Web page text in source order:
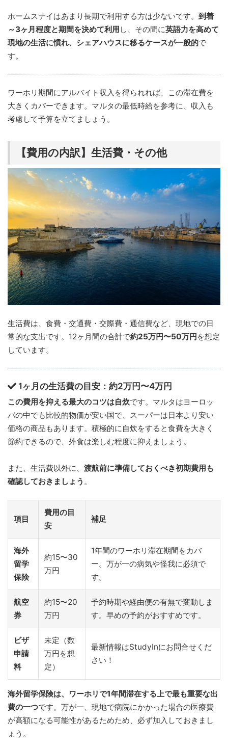
ホームステイはあまり長期で利用する方は少ないです。 到着
～3ヶ月程度と期間を決めて利用 し、その間に英語力を高めて
現地の生活に慣れ、シェアハウスに移るケースが一般的で
す。
ワーホリ期間にアルバイト収入を得られれば、この滞在費を
大きくカバーできます。マルタの最低時給を参考に、収入も
考慮して予算を立てましょう。
【費用の内訳】生活費・その他
生活費は、食費・交通費・交際費・通信費など、現地での日
常的な支出です。12ヶ月間の合計で約25万円〜50万円を想定
しています。
1ヶ月の生活費の目安：約2万円〜4万円
この費用を抑える最大のコツは自炊です。マルタはヨーロッ
パの中でも比較的物価が安い国で、スーパーは日本より安い
価格の商品もあります。積極的に自炊をすると食費を大きく
節約できるので、外食は楽しむ程度に抑えましょう。
また、生活費以外に、 渡航前に準備しておくべき初期費用も
確認しておきましょう 。
項目
費用の目
安
補足
海外
留学
保険
約15〜30
万円
1年間のワーホリ滞在期間をカバ
ー。万が一の病気や怪我に必須で
す。
航空
券
約15〜20
万円
予約時期や経由便の有無で変動しま
す。早めの予約がおすすめです。
ビザ
申請
料
未定（数
万円を想
定）
最新情報はStudyInにお問合せくだ
さい！
海外留学保険は、ワーホリで1年間滞在する上で最も重要な出
費の一つです。万が一、現地で病院にかかった場合の医療費
が高額になる可能性があるためため、必ず加入しておきまし
ょう。